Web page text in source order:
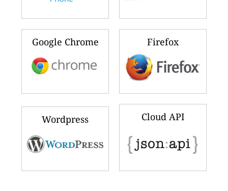
Google Chrome Firefox
Wordpress Cloud API